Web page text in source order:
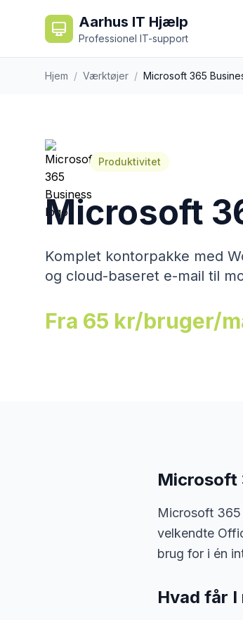
Aarhus IT Hjælp
Professionel IT-support
Hjem / Værktøjer / Microsoft 365
Produktivitet
Microsoft
Komplet kontorpakke med
og cloud-baseret e-mail til
Fra 65 kr/bruger/
Microsoft
Microsoft 365
velkendte
brug for i én
Hvad får